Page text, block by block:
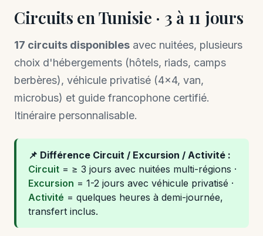
Circuits en Tunisie · 3 à 11 jours
17 circuits disponibles avec nuitées, plusieurs
choix d'hébergements (hôtels, riads, camps
berbères), véhicule privatisé (4×4, van,
microbus) et guide francophone certifié.
Itinéraire personnalisable.
📌 Différence Circuit / Excursion / Activité :
Circuit = ≥ 3 jours avec nuitées multi-régions ·
Excursion = 1-2 jours avec véhicule privatisé ·
Activité = quelques heures à demi-journée,
transfert inclus.